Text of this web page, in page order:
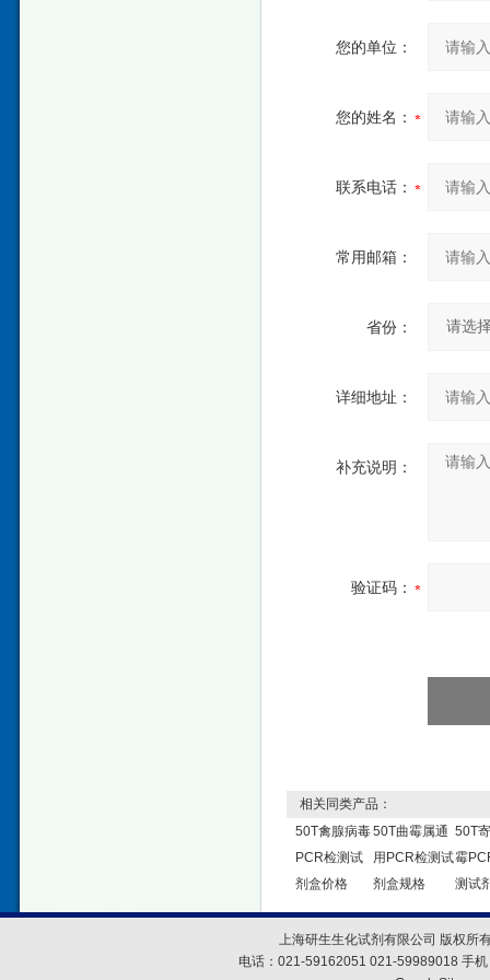
您的单位：
您的姓名：
联系电话：
常用邮箱：
省份：
详细地址：
补充说明：
验证码：
相关同类产品：
50T禽腺病毒
PCR检测试
剂盒价格
50T曲霉属通
用PCR检测试
剂盒规格
50T
霉
测试
上海研生生化试剂有限公司 版权所
电话：021-59162051 021-59989018 手